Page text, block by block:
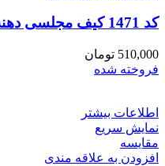
کد 1471 کیف مجلسی دهنه فلزی مدل آترا
510,000 تومان
فروخته شده
اطلاعات بیشتر
نمایش سریع
مقايسه
افزودن به علاقه مندی